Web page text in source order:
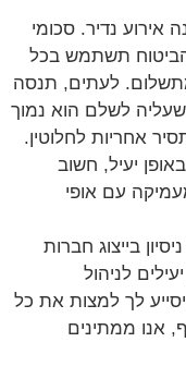
אירוע נדיר. סכומי
הביטוח תשתמש בכל
לעתים, תנסה
שעליה לשלם הוא נמוך
אחריות לחלוטין.
יעיל, חשוב
עם אופי
בייצוג חברות
לניהול
לך למצות את כל
אנו ממתינים